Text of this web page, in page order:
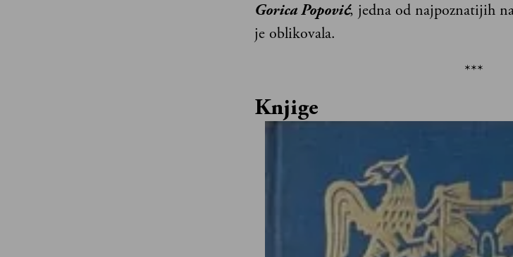
Gorica Popović, jedna od najpoznatijih
je oblikovala.
***
Knjige